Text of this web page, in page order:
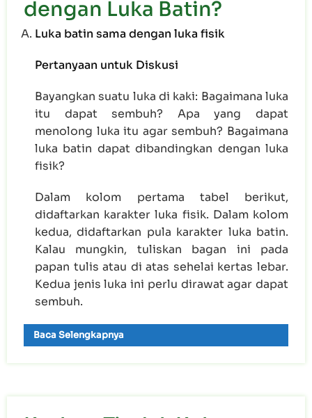
dengan Luka Batin?
Luka batin sama dengan luka fisik
Pertanyaan untuk Diskusi
Bayangkan suatu luka di kaki: Bagaimana luka
itu dapat sembuh? Apa yang dapat
menolong luka itu agar sembuh? Bagaimana
luka batin dapat dibandingkan dengan luka
fisik?
Dalam kolom pertama tabel berikut,
didaftarkan karakter luka fisik. Dalam kolom
kedua, didaftarkan pula karakter luka batin.
Kalau mungkin, tuliskan bagan ini pada
papan tulis atau di atas sehelai kertas lebar.
Kedua jenis luka ini perlu dirawat agar dapat
sembuh.
Baca Selengkapnya